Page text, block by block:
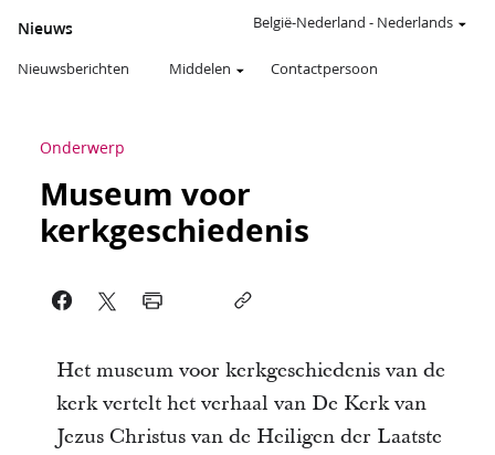
Nieuws
Nieuwsberichten Middelen Contactpersoon
België-Nederland - Nederlands
Onderwerp
Museum voor
kerkgeschiedenis
Het museum voor kerkgeschiedenis van de
kerk vertelt het verhaal van De Kerk van
Jezus Christus van de Heiligen der Laatste